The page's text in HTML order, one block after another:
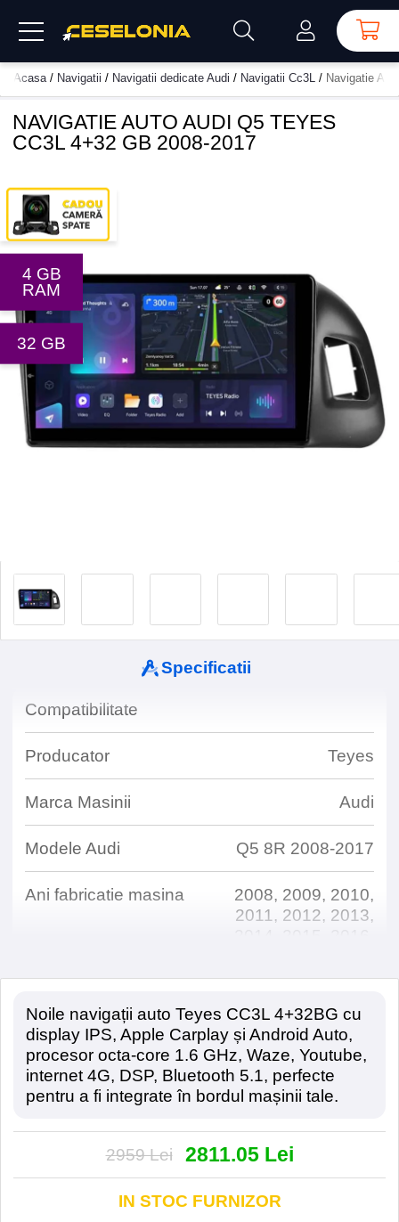
Acasa / Navigatii / Navigatii dedicate Audi / Navigatii Cc3L / Navigatie
NAVIGATIE AUTO AUDI Q5 TEYES
CC3L 4+32 GB 2008-2017
4 GB
RAM
32 GB
Specificatii
Compatibilitate
Producator Teyes
Marca Masinii Audi
Modele Audi Q5 8R 2008-2017
Ani fabricatie masina
2008, 2009, 2010,
2011, 2012, 2013,
Detalii Tehnice
Dimensiune Display
Tehnologie Display
Frecventa Procesor
Noile navigații auto Teyes CC3L 4+32BG cu
display IPS, Apple Carplay și Android Auto,
procesor octa-core 1.6 GHz, Waze, Youtube,
internet 4G, DSP, Bluetooth 5.1, perfecte
pentru a fi integrate în bordul mașinii tale.
2959 Lei 2811.05 Lei
IN STOC FURNIZOR